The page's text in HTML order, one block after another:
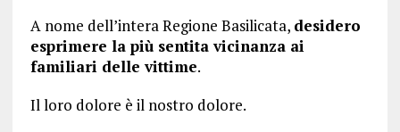
A nome dell’intera Regione Basilicata, desidero
esprimere la più sentita vicinanza ai
familiari delle vittime.
Il loro dolore è il nostro dolore.